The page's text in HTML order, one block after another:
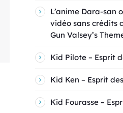
L’anime Dara-san
vidéo sans crédits
Gun Valsey’s
Kid Pilote – Esprit
Kid Ken – Esprit
Kid Fourasse –